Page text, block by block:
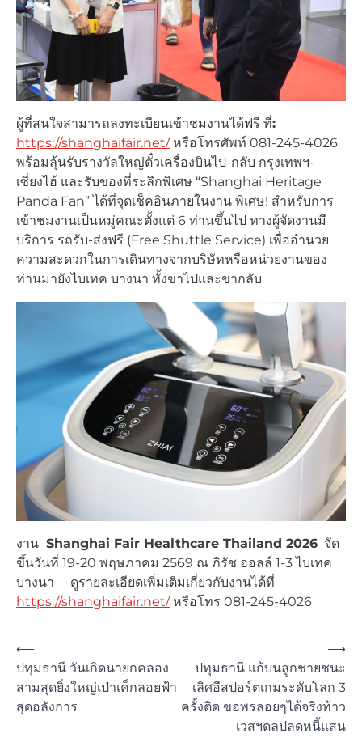
ผู้ที่สนใจสามารถลงทะเบียนเข้าชมงานได้ฟรี ที่:
https://shanghaifair.net/หรือโทรศัพท์ 081-245-4026
พร้อมลุ้นรับรางวัลใหญ่ตั๋วเครื่องบินไป-กลับ กรุงเทพฯ-
เซี่ยงไฮ้ และรับของที่ระลึกพิเศษ “Shanghai Heritage
Panda Fan” ได้ที่จุดเช็คอินภายในงาน พิเศษ! สำหรับการ
เข้าชมงานเป็นหมู่คณะตั้งแต่ 6 ท่านขึ้นไป ทางผู้จัดงานมี
บริการ รถรับ-ส่งฟรี (Free Shuttle Service) เพื่ออำนวย
ความสะดวกในการเดินทางจากบริษัทหรือหน่วยงานของ
ท่านมายังไบเทค บางนา ทั้งขาไปและขากลับ
งาน Shanghai Fair Healthcare Thailand 2026 จัด
ขึ้นวันที่ 19-20 พฤษภาคม 2569 ณ ภิรัช ฮอลล์ 1-3 ไบเทค
บางนา ดูรายละเอียดเพิ่มเติมเกี่ยวกับงานได้ที่
https://shanghaifair.net/หรือโทร 081-245-4026
Post
navigation
⟵
ปทุมธานี วันเกิดนายกคลอง
สามสุดยิ่งใหญ่เป่าเค็กลอยฟ้า
สุดอลังการ
ปทุมธานี แก้บนลูกชายชนะ
เลิศอีสปอร์ตเกมระดับโลก 3
ครั้งติด ขอพรลอยๆได้จริงท้าว
เวสฯดลปลดหนี้แสน
⟶